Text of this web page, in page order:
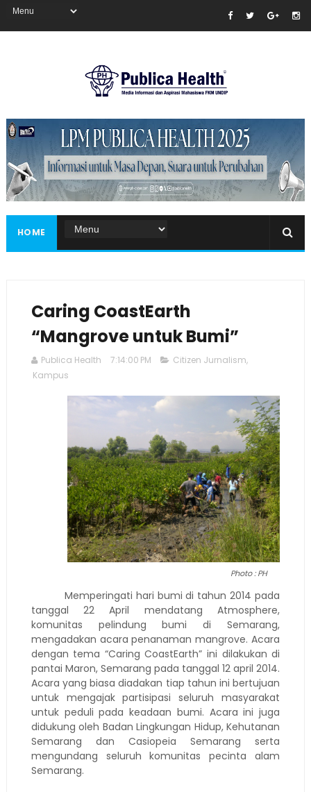
Masukkan iklan disini!
HOME
Caring CoastEarth
“Mangrove untuk Bumi”
Publica Health 7:14:00 PM Citizen Jurnalism,
Kampus
Photo : PH
Memperingati hari bumi di tahun 2014 pada
tanggal 22 April mendatang Atmosphere,
komunitas pelindung bumi di Semarang,
mengadakan acara penanaman mangrove. Acara
dengan tema “Caring CoastEarth” ini dilakukan di
pantai Maron, Semarang pada tanggal 12 april 2014.
Acara yang biasa diadakan tiap tahun ini bertujuan
untuk mengajak partisipasi seluruh masyarakat
untuk peduli pada keadaan bumi. Acara ini juga
didukung oleh Badan Lingkungan Hidup, Kehutanan
Semarang dan Casiopeia Semarang serta
mengundang seluruh komunitas pecinta alam
Semarang.